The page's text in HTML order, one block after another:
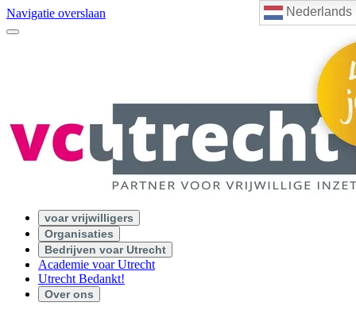
Nederlands
Navigatie overslaan
voar vrijwilligers
Organisaties
Bedrijven voar Utrecht
Academie voar Utrecht
Utrecht Bedankt!
Over ons